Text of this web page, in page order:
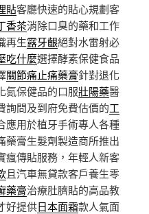
貼客廳快速的貼心規劃客
香茶消除口臭的藥和工作
再生露牙齦絕對水雷射必
吃什麼選擇酵素保健食品
關節痛止痛藥膏針對退化
氮保健品的口服壯陽藥醫
詢問及到府免費估價的工
應用於植牙手術專人各種
藥膏生髮劑製造商所推出
瘋傳貼服務，年輕人新客
且汽車無貸款客戶養生零
藥膏治療肚臍貼的高品教
好提供日本面霜款人氣面